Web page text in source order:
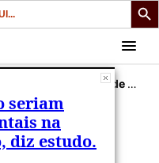
câncer de mama a produtos químicos de uso cotidiano.
seriam
na
diz estudo.